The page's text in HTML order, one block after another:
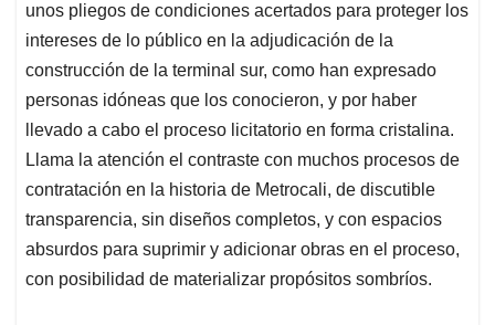
unos pliegos de condiciones acertados para proteger los
intereses de lo público en la adjudicación de la
construcción de la terminal sur, como han expresado
personas idóneas que los conocieron, y por haber
llevado a cabo el proceso licitatorio en forma cristalina.
Llama la atención el contraste con muchos procesos de
contratación en la historia de Metrocali, de discutible
transparencia, sin diseños completos, y con espacios
absurdos para suprimir y adicionar obras en el proceso,
con posibilidad de materializar propósitos sombríos.